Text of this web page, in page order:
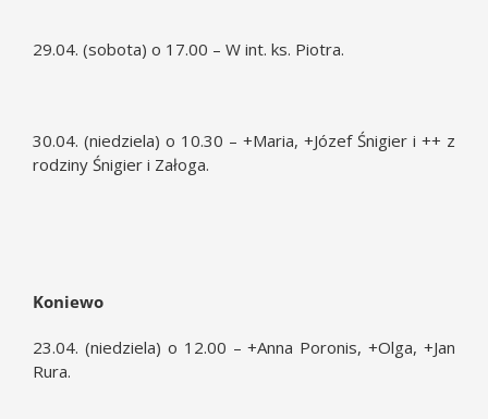
29.04. (sobota) o 17.00 – W int. ks. Piotra.
30.04. (niedziela) o 10.30 – +Maria, +Józef Śnigier i ++ z
rodziny Śnigier i Załoga.
Koniewo
23.04. (niedziela) o 12.00 – +Anna Poronis, +Olga, +Jan
Rura.